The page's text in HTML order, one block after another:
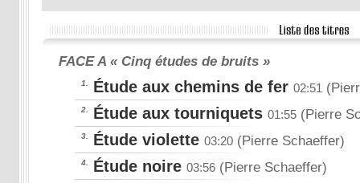
FACE A « Cinq études de bruits »
1. Étude aux chemins de fer 02:51
2. Étude aux tourniquets 01:55 (Pierre
3. Étude violette 03:20 (Pierre Schaeffer)
4. Étude noire 03:56 (Pierre Schaeffer)